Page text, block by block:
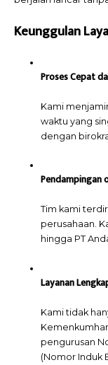
Keunggulan
Proses Cepat
Kami
waktu yang
dengan
Pendampingan
Tim kami
perusahaan.
hingga PT
Layanan
Kami tidak
pengurusan
(Nomor Induk